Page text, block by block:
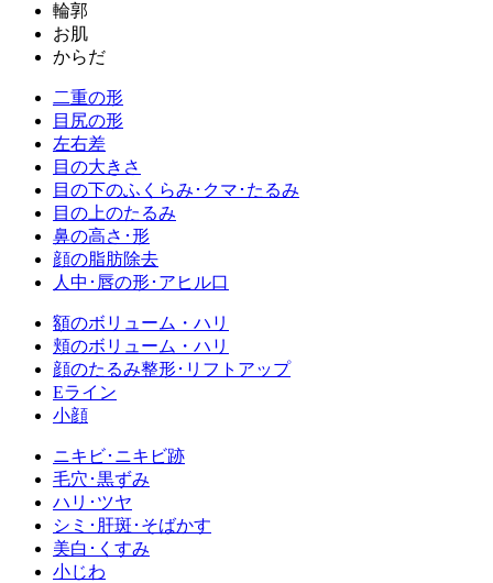
輪郭
お肌
からだ
二重の形
目尻の形
左右差
目の大きさ
目の下のふくらみ･クマ･たるみ
目の上のたるみ
鼻の高さ･形
顔の脂肪除去
人中･唇の形･アヒル口
額のボリューム・ハリ
頬のボリューム・ハリ
顔のたるみ整形･リフトアップ
Eライン
小顔
ニキビ･ニキビ跡
毛穴･黒ずみ
ハリ･ツヤ
シミ･肝斑･そばかす
美白･くすみ
小じわ